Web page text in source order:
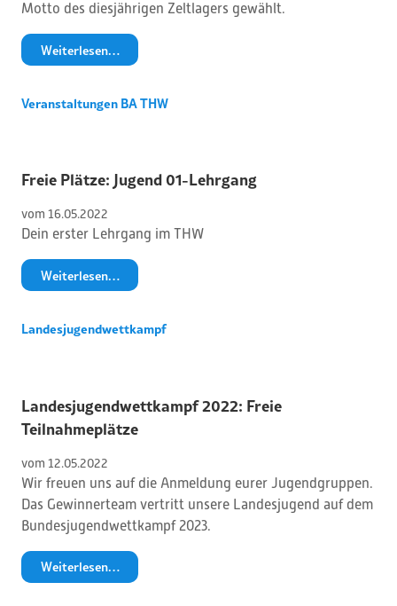
Motto des diesjährigen Zeltlagers gewählt.
Weiterlesen…
Veranstaltungen BA THW
Freie Plätze: Jugend 01-Lehrgang
vom 16.05.2022
Dein erster Lehrgang im THW
Weiterlesen…
Landesjugendwettkampf
Landesjugendwettkampf 2022: Freie
Teilnahmeplätze
vom 12.05.2022
Wir freuen uns auf die Anmeldung eurer Jugendgruppen.
Das Gewinnerteam vertritt unsere Landesjugend auf dem
Bundesjugendwettkampf 2023.
Weiterlesen…